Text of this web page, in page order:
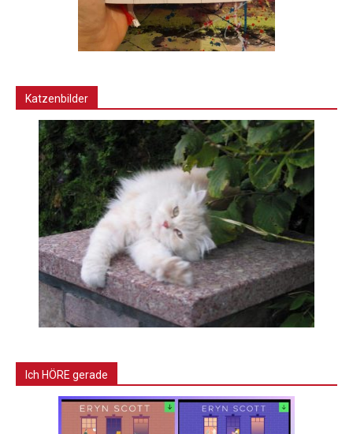
Katzenbilder
Ich HÖRE gerade